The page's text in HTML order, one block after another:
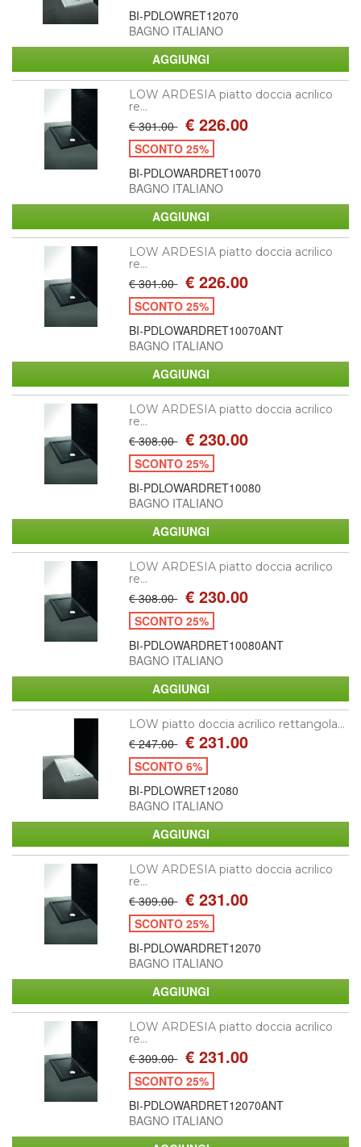
BI-PDLOWRET12070
BAGNO ITALIANO
LOW ARDESIA piatto doccia acrilico
re...
€ 301.00 € 226.00
SCONTO 25%
BI-PDLOWARDRET10070
BAGNO ITALIANO
LOW ARDESIA piatto doccia acrilico
re...
€ 301.00 € 226.00
SCONTO 25%
BI-PDLOWARDRET10070ANT
BAGNO ITALIANO
LOW ARDESIA piatto doccia acrilico
re...
€ 308.00 € 230.00
SCONTO 25%
BI-PDLOWARDRET10080
BAGNO ITALIANO
LOW ARDESIA piatto doccia acrilico
re...
€ 308.00 € 230.00
SCONTO 25%
BI-PDLOWARDRET10080ANT
BAGNO ITALIANO
LOW piatto doccia acrilico rettangola...
€ 247.00 € 231.00
SCONTO 6%
BI-PDLOWRET12080
BAGNO ITALIANO
LOW ARDESIA piatto doccia acrilico
re...
€ 309.00 € 231.00
SCONTO 25%
BI-PDLOWARDRET12070
BAGNO ITALIANO
LOW ARDESIA piatto doccia acrilico
re...
€ 309.00 € 231.00
SCONTO 25%
BI-PDLOWARDRET12070ANT
BAGNO ITALIANO